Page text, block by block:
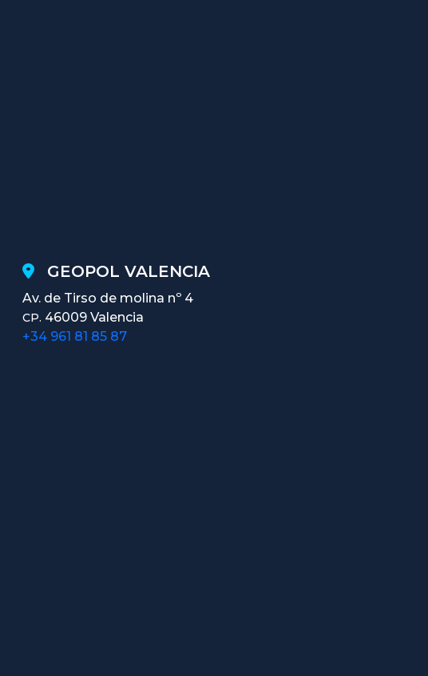
GEOPOL VALENCIA
Av. de Tirso de molina nº 4
CP. 46009 Valencia
+34 961 81 85 87